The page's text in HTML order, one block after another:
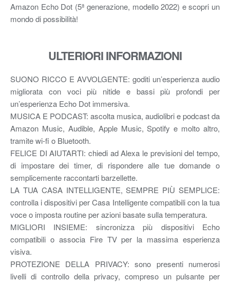
Amazon Echo Dot (5ª generazione, modello 2022) e scopri un
mondo di possibilità!
ULTERIORI INFORMAZIONI
SUONO RICCO E AVVOLGENTE: goditi un’esperienza audio
migliorata con voci più nitide e bassi più profondi per
un’esperienza Echo Dot immersiva.
MUSICA E PODCAST: ascolta musica, audiolibri e podcast da
Amazon Music, Audible, Apple Music, Spotify e molto altro,
tramite wi-fi o Bluetooth.
FELICE DI AIUTARTI: chiedi ad Alexa le previsioni del tempo,
di impostare dei timer, di rispondere alle tue domande o
semplicemente raccontarti barzellette.
LA TUA CASA INTELLIGENTE, SEMPRE PIÙ SEMPLICE:
controlla i dispositivi per Casa Intelligente compatibili con la tua
voce o imposta routine per azioni basate sulla temperatura.
MIGLIORI INSIEME: sincronizza più dispositivi Echo
compatibili o associa Fire TV per la massima esperienza
visiva.
PROTEZIONE DELLA PRIVACY: sono presenti numerosi
livelli di controllo della privacy, compreso un pulsante per